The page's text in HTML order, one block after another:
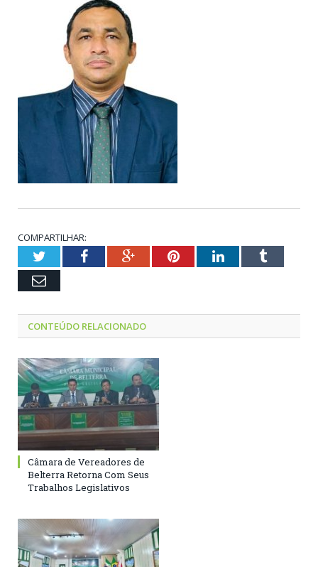
COMPARTILHAR:
TwitterFacebookGoogle+PinterestLinkedInTumblr
Email
CONTEÚDO RELACIONADO
Câmara de Vereadores de
Belterra Retorna Com Seus
Trabalhos Legislativos